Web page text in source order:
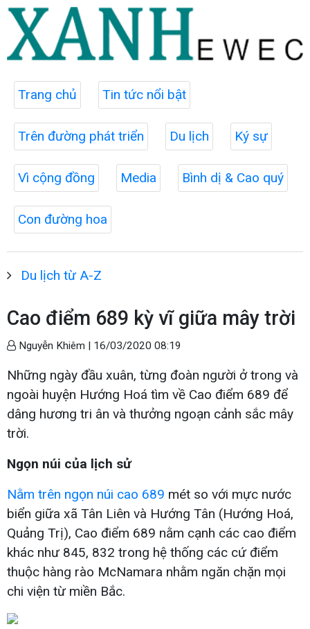
Trang chủ Tin tức nổi bật
Trên đường phát triển Du lịch Ký sự
Vì cộng đồng Media Bình dị & Cao quý
Con đường hoa
Du lịch từ A-Z
Cao điểm 689 kỳ vĩ giữa mây trời
Nguyễn Khiêm | 16/03/2020 08:19
Những ngày đầu xuân, từng đoàn người ở trong và
ngoài huyện Hướng Hoá tìm về Cao điểm 689 để
dâng hương tri ân và thưởng ngoạn cảnh sắc mây
trời.
Ngọn núi của lịch sử
Nằm trên ngọn núi cao 689 mét so với mực nước
biển giữa xã Tân Liên và Hướng Tân (Hướng Hoá,
Quảng Trị), Cao điểm 689 nằm cạnh các cao điểm
khác như 845, 832 trong hệ thống các cứ điểm
thuộc hàng rào McNamara nhằm ngăn chặn mọi
chi viện từ miền Bắc.